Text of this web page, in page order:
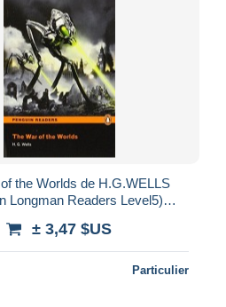
the Worlds de H.G.WELLS
Longman Readers Level5)
± 3,47 $US
Particulier